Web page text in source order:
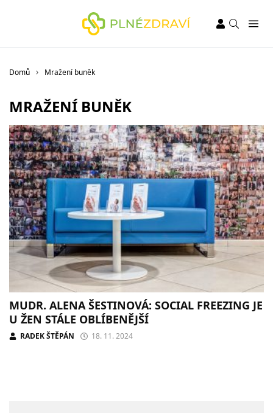
Domů Mražení buněk
MRAŽENÍ BUNĚK
MUDR. ALENA ŠESTINOVÁ: SOCIAL FREEZING JE
U ŽEN STÁLE OBLÍBENĚJŠÍ
RADEK ŠTĚPÁN 18. 11. 2024